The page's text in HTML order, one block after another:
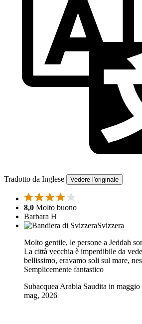
Tradotto da Inglese Vedere l'originale
8,0 Molto buono
Barbara H
Svizzera
Molto gentile, le persone a Jeddah
La città vecchia è imperdibile da
bellissimo, eravamo soli sul mare,
Semplicemente fantastico
Subacquea Arabia Saudita in maggio
mag, 2026